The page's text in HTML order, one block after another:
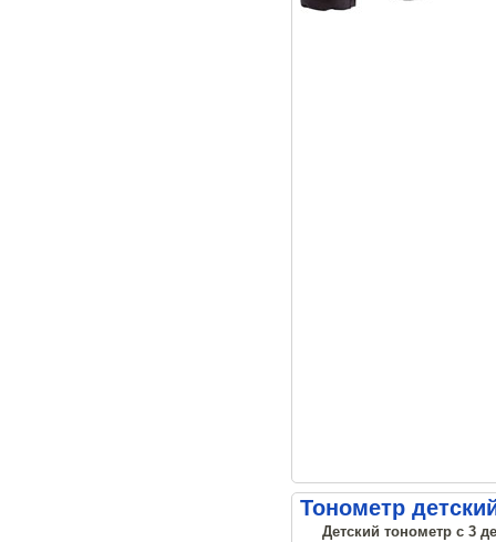
Тонометр
Детский тонометр с 3